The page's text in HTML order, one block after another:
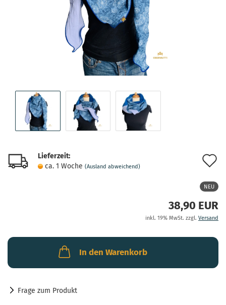
Lieferzeit:
ca. 1 Woche (Ausland abweichend)
NEU
38,90 EUR
inkl. 19% MwSt. zzgl. Versand
In den Warenkorb
Frage zum Produkt